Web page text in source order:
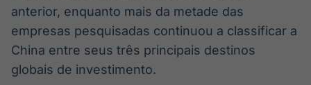
anterior, enquanto mais da metade das
empresas pesquisadas continuou a classificar a
China entre seus três principais destinos
globais de investimento.